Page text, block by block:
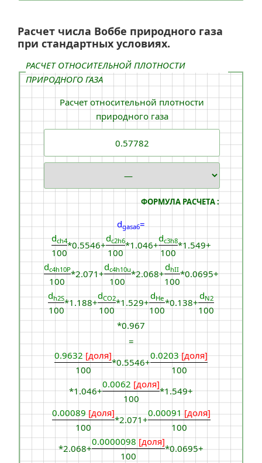
Расчет числа Воббе природного газа
при стандартных условиях.
РАСЧЕТ ОТНОСИТЕЛЬНОЙ ПЛОТНОСТИ
ПРИРОДНОГО ГАЗА
Расчет относительной плотности
природного газа
ФОРМУЛА РАСЧЕТА :
dgasa6=
dch4
100
*0.5546+
dc2h6
100
*1.046+
dc3h8
100
*1.549+
dc4h10Р
100
*2.071+
dc4h10u
100
*2.068+
dhII
100
*0.0695+
dh2S
100
*1.188+
dCO2
100
*1.529+
dHe
100
*0.138+
dN2
100
*0.967
=
0.9632 [доля]
100
*0.5546+
0.0203 [доля]
100
*1.046+
0.0062 [доля]
100
*1.549+
0.00089 [доля]
100
*2.071+
0.00091 [доля]
100
*2.068+
0.0000098 [доля]
100
*0.0695+